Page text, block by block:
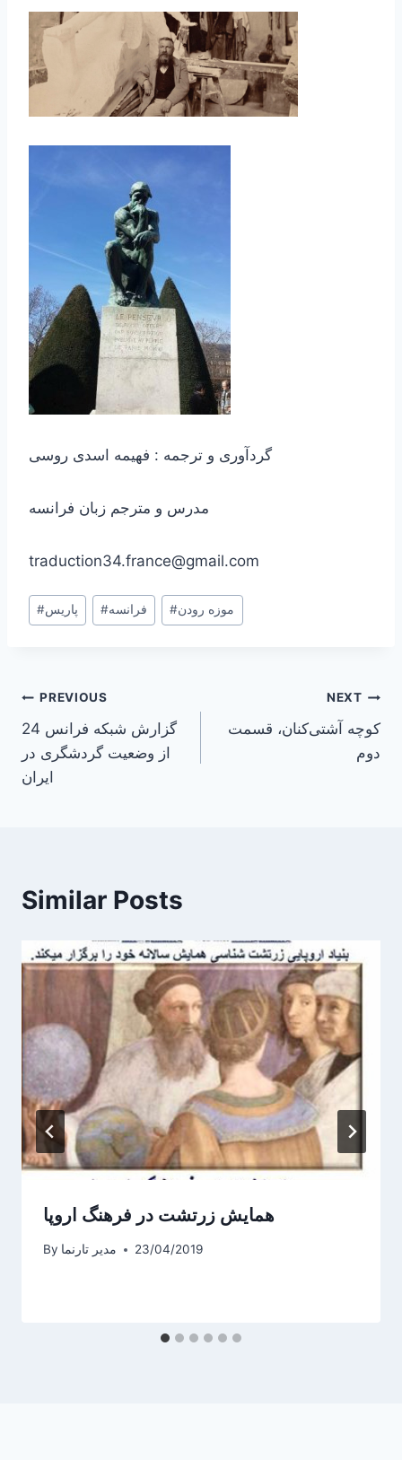
گردآوری و ترجمه : فهیمه اسدی روسی
مدرس و مترجم زبان فرانسه
traduction34.france@gmail.com
Post
Tags:
#پاریس #فرانسه #موزه رودن
Post
navigation
PREVIOUS
گزارش شبکه فرانس 24
از وضعیت گردشگری در
ایران
NEXT
کوچه آشتی‌کنان، قسمت
دوم
Similar Posts
همایش زرتشت در فرهنگ اروپا
By مدیر تارنما 23/04/2019